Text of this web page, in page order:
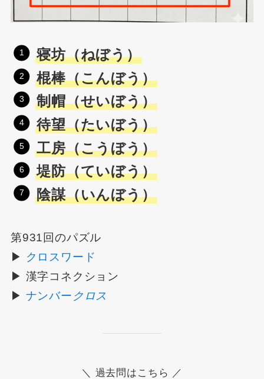
寝坊（ねぼう）
棍棒（こんぼう）
制帽（せいぼう）
待望（たいぼう）
工房（こうぼう）
堤防（ていぼう）
陰謀（いんぼう）
第931回のパズル
▶
クロスワード
▶ 漢字コネクション
▶ ナンバー クロス
＼ 過去問はこちら ／